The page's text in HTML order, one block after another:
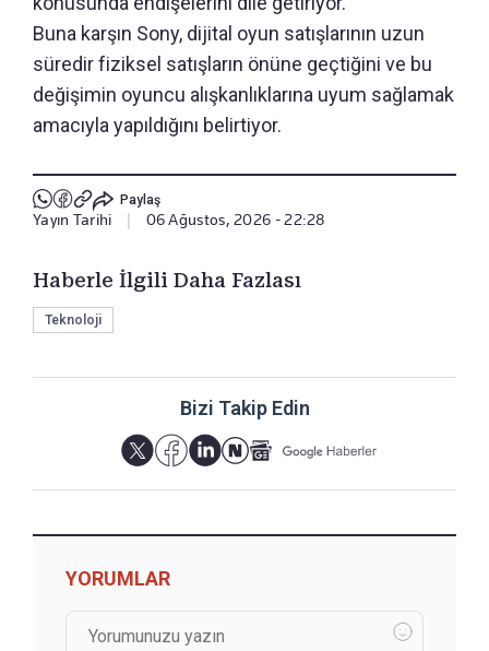
Buna karşın Sony, dijital oyun satışlarının uzun
süredir fiziksel satışların önüne geçtiğini ve bu
değişimin oyuncu alışkanlıklarına uyum sağlamak
amacıyla yapıldığını belirtiyor.
Paylaş
Yayın Tarihi 06 Ağustos, 2026 - 22:28
Haberle İlgili Daha Fazlası
Teknoloji
Bizi Takip Edin
YORUMLAR